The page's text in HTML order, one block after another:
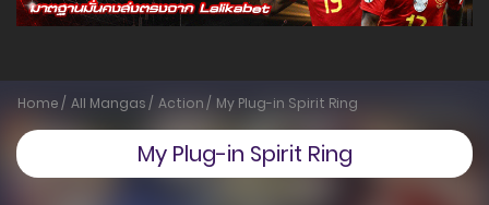
Home All Mangas Action My Plug-in Spirit Ring
My Plug-in Spirit Ring